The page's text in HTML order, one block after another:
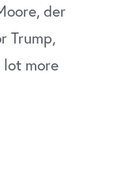
der
Trump,
more